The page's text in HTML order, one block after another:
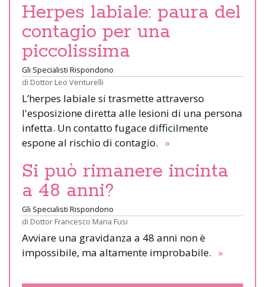
Herpes labiale: paura del
contagio per una
piccolissima
Gli Specialisti Rispondono
di Dottor Leo Venturelli
L’herpes labiale si trasmette attraverso
l'esposizione diretta alle lesioni di una persona
infetta. Un contatto fugace difficilmente
espone al rischio di contagio. »
Si può rimanere incinta
a 48 anni?
Gli Specialisti Rispondono
di Dottor Francesco Maria Fusi
Avviare una gravidanza a 48 anni non è
impossibile, ma altamente improbabile. »